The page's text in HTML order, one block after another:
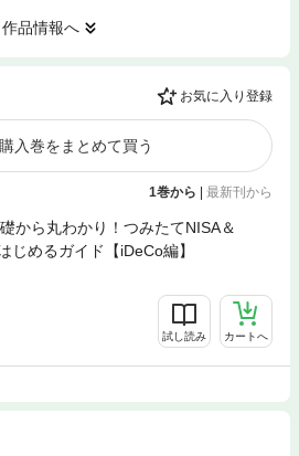
作品情報へ
お気に入り登録
入巻をまとめて買う
1巻から | 最新刊から
から丸わかり！つみたてNISA＆
じめるガイド【iDeCo編】
試し読み カートへ